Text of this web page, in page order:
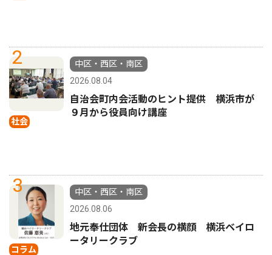
2
社会
中区・西区・南区
2026.08.04
自治会町内会活動のヒント提供 横浜市が
９月から役員向け講座
3
コラム
中区・西区・南区
2026.08.06
地元奉仕団体 新会長の横顔 横浜ベイロ
ータリークラブ